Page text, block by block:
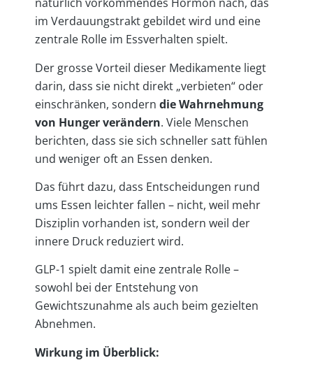
im Verdauungstrakt gebildet wird und eine
zentrale Rolle im Essverhalten spielt.
Der grosse Vorteil dieser Medikamente liegt
darin, dass sie nicht direkt „verbieten“ oder
einschränken, sondern die Wahrnehmung
von Hunger verändern. Viele Menschen
berichten, dass sie sich schneller satt fühlen
und weniger oft an Essen denken.
Das führt dazu, dass Entscheidungen rund
ums Essen leichter fallen – nicht, weil mehr
Disziplin vorhanden ist, sondern weil der
innere Druck reduziert wird.
GLP-1 spielt damit eine zentrale Rolle –
sowohl bei der Entstehung von
Gewichtszunahme als auch beim gezielten
Abnehmen.
Wirkung im Überblick: